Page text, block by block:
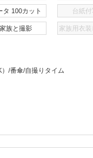
タ 100カット 台紙付
家族と撮影 家族用衣
/番傘/自撮りタイム